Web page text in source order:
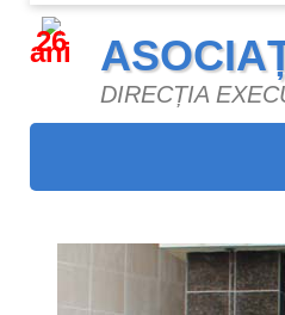
26
ani
DIRECȚIA